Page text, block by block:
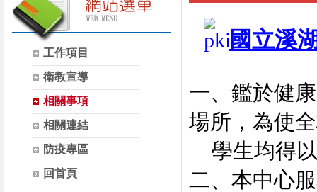
工作項目
衛教宣導
相關事項
相關連結
防疫專區
回首頁
國立溪
一、鑑於健
場所，為使
學生均得以
二、本中心